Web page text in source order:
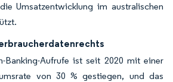
Umsatzentwicklung im australischen
Banking-Aufrufe ist seit 2020 mit einer
von 30 % gestiegen, und das